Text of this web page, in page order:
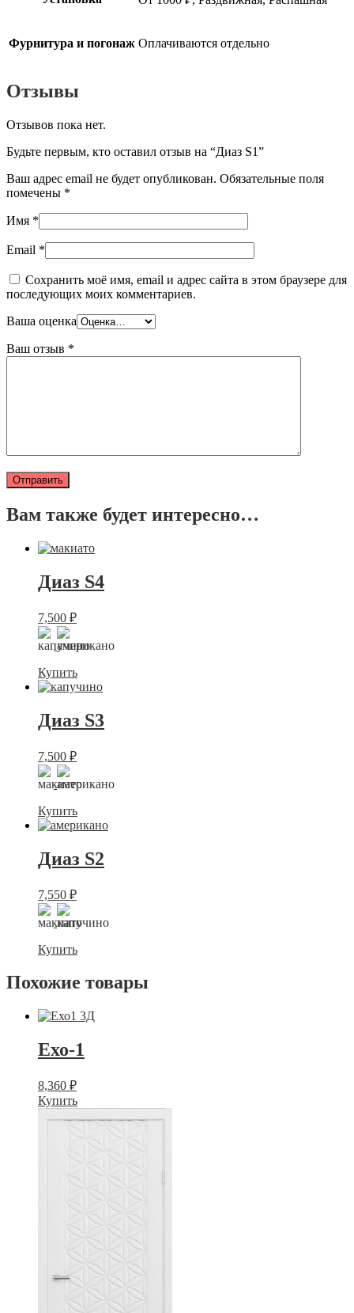
Фурнитура и погонаж Оплачиваются отдельно
Отзывы
Отзывов пока нет.
Будьте первым, кто оставил отзыв на “Диаз S1”
Ваш адрес email не будет опубликован. Обязательные поля
помечены *
Имя *
Email *
Сохранить моё имя, email и адрес сайта в этом браузере для
последующих моих комментариев.
Ваша оценка
Ваш отзыв *
Вам также будет интересно…
Диаз S4
7,500 ₽
Купить
Диаз S3
7,500 ₽
Купить
Диаз S2
7,550 ₽
Купить
Похожие товары
Ехо-1
8,360 ₽
Купить